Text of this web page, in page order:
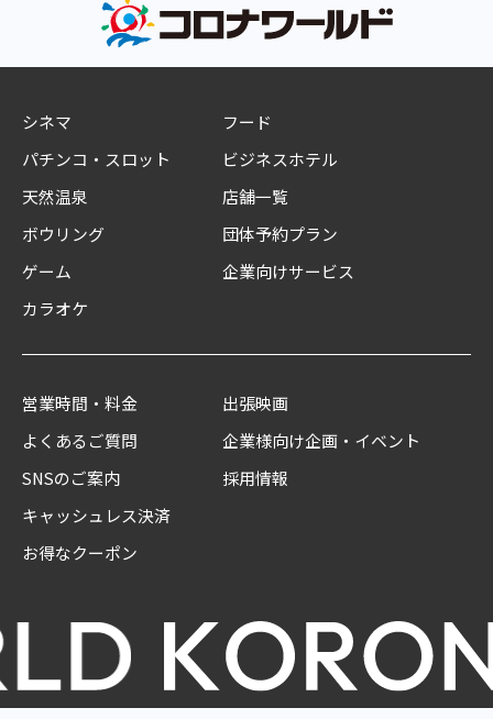
シネマ
パチンコ・スロット
天然温泉
ボウリング
ゲーム
カラオケ
フード
ビジネスホテル
店舗一覧
団体予約プラン
企業向けサービス
営業時間・料金
よくあるご質問
SNSのご案内
キャッシュレス決済
お得なクーポン
出張映画
企業様向け企画・イベント
採用情報